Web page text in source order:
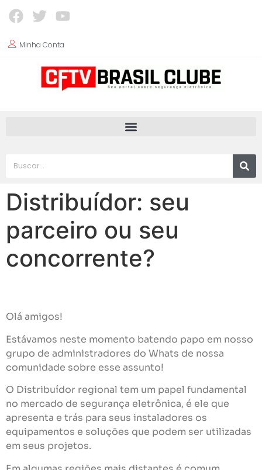
Minha Conta
Distribuídor: seu
parceiro ou seu
concorrente?
Olá amigos!
Estávamos neste momento batendo papo em nosso
grupo de administradores do Whats de nossa
comunidade sobre esse assunto!
O Distribuídor regional tem um papel fundamental
no mercado de segurança eletrônica, é ele que
apresenta e trás para seus instaladores os
equipamentos e soluções que podem ser utilizadas
em seus projetos.